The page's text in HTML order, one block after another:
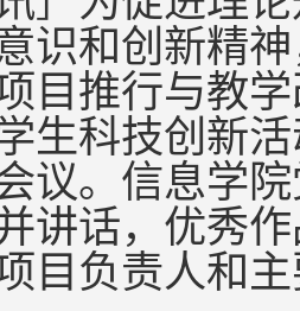
识和创新精
目推行与教
生科技创新
议。信息学
讲话，优秀
目负责人和